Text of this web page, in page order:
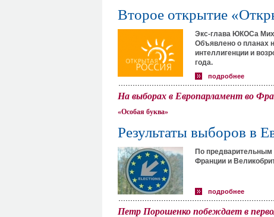
Второе открытие
Экс-глава ЮКОСа
Объявлено о планах
интеллигенции и
года.
подробнее
На выборах в Европарламент во
«Особая буква»
Результаты выборов в
По предварительным
Франции и
подробнее
Петр Порошенко побеждает в